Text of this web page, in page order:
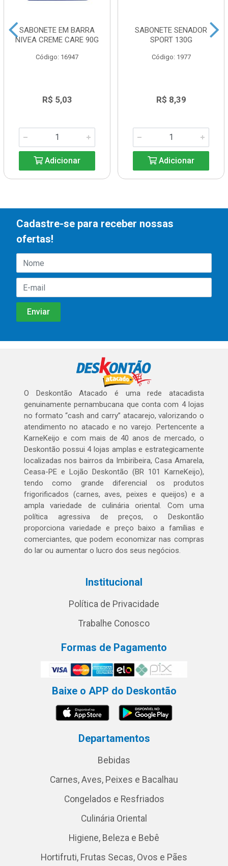
SABONETE EM BARRA
NIVEA CREME CARE 90G
Código: 16947
R$ 5,03
Adicionar
SABONETE SENADOR
SPORT 130G
Código: 1977
R$ 8,39
Adicionar
Cadastre-se para receber nossas
ofertas!
O Deskontão Atacado é uma rede atacadista
genuinamente pernambucana que conta com 4 lojas
no formato “cash and carry” atacarejo, valorizando o
atendimento no atacado e no varejo. Pertencente a
KarneKeijo e com mais de 40 anos de mercado, o
Deskontão possui 4 lojas amplas e estrategicamente
localizadas nos bairros da Imbiribeira, Casa Amarela,
Ceasa-PE e Lojão Deskontão (BR 101 KarneKeijo),
tendo como grande diferencial os produtos
frigorificados (carnes, aves, peixes e queijos) e a
ampla variedade de culinária oriental. Com uma
política agressiva de preços, o Deskontão
proporciona variedade e preço baixo a famílias e
comerciantes, que podem economizar nas compras
do lar ou aumentar o lucro dos seus negócios.
Institucional
Política de Privacidade
Trabalhe Conosco
Formas de Pagamento
Baixe o APP do Deskontão
Departamentos
Bebidas
Carnes, Aves, Peixes e Bacalhau
Congelados e Resfriados
Culinária Oriental
Higiene, Beleza e Bebê
Hortifruti, Frutas Secas, Ovos e Pães